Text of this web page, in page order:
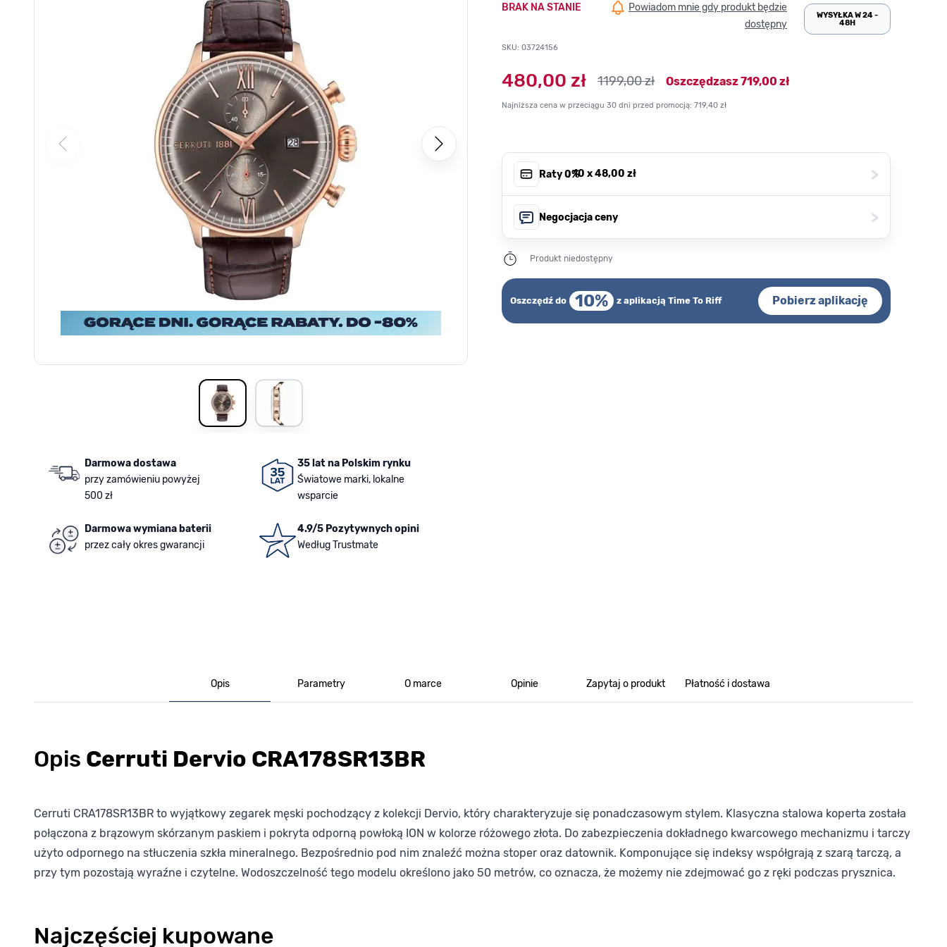
View larger imageView larger image
Darmowa dostawa
przy zamówieniu powyżej
500 zł
35 lat na Polskim rynku
Światowe marki, lokalne
wsparcie
Darmowa wymiana baterii
przez cały okres gwarancji
4.9/5 Pozytywnych opini
Według Trustmate
BRAK NA STANIE
Powiadom mnie gdy produkt będzie
dostępny
SKU: 03724156
WYSYŁKA W 24 -
48H
480,00 zł 1199,00 zł Oszczędzasz719,00 zł
Najniższa cena w przeciągu 30 dni przed promocją: 719,40 zł
Raty 0%, 10 x48,00 zł >
Negocjacja ceny >
Produkt niedostępny
Oszczędź do 10% z aplikacją Time To Riff Pobierz aplikację
Opis Parametry O marce Opinie Zapytaj o produkt Płatność i dostawa
Opis Cerruti Dervio CRA178SR13BR
Cerruti CRA178SR13BR to wyjątkowy zegarek męski pochodzący z kolekcji Dervio, który charakteryzuje się ponadczasowym stylem. Klasyczna stalowa koperta została
połączona z brązowym skórzanym paskiem i pokryta odporną powłoką ION w kolorze różowego złota. Do zabezpieczenia dokładnego kwarcowego mechanizmu i tarczy
użyto odpornego na stłuczenia szkła mineralnego. Bezpośrednio pod nim znaleźć można stoper oraz datownik. Komponujące się indeksy współgrają z szarą tarczą, a
przy tym pozostają wyraźne i czytelne. Wodoszczelność tego modelu określono jako 50 metrów, co oznacza, że możemy nie zdejmować go z ręki podczas prysznica.
Najczęściej kupowane